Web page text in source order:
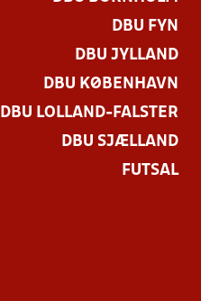
DBU FYN
DBU JYLLAND
DBU KØBENHAVN
DBU LOLLAND-FALSTER
DBU SJÆLLAND
FUTSAL